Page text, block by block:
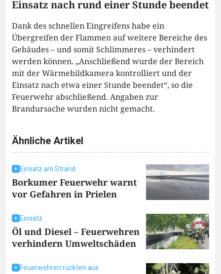
Einsatz nach rund einer Stunde beendet
Dank des schnellen Eingreifens habe ein
Übergreifen der Flammen auf weitere Bereiche des
Gebäudes – und somit Schlimmeres – verhindert
werden können. „Anschließend wurde der Bereich
mit der Wärmebildkamera kontrolliert und der
Einsatz nach etwa einer Stunde beendet“, so die
Feuerwehr abschließend. Angaben zur
Brandursache wurden nicht gemacht.
Ähnliche Artikel
Einsatz am Strand
Borkumer Feuerwehr warnt
vor Gefahren in Prielen
Einsatz
Öl und Diesel – Feuerwehren
verhindern Umweltschäden
Feuerwehren rückten aus